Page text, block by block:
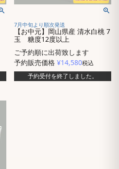
7月中旬より順次発送
【お中元】岡山県産 清水白桃 7
玉 糖度12度以上
ご予約順に出荷致します
予約販売価格 ¥14,580税込
予約受付を終了しました。